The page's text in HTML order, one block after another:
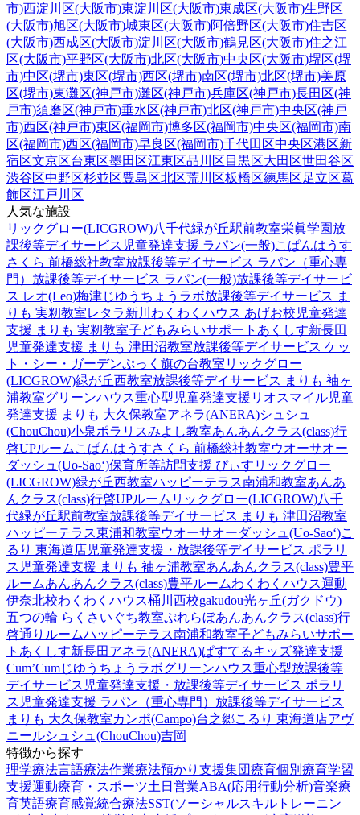
市)西淀川区(大阪市)東淀川区(大阪市)東成区(大阪市)生野区
(大阪市)旭区(大阪市)城東区(大阪市)阿倍野区(大阪市)住吉区
(大阪市)西成区(大阪市)淀川区(大阪市)鶴見区(大阪市)住之江
区(大阪市)平野区(大阪市)北区(大阪市)中央区(大阪市)堺区(堺
市)中区(堺市)東区(堺市)西区(堺市)南区(堺市)北区(堺市)美原
区(堺市)東灘区(神戸市)灘区(神戸市)兵庫区(神戸市)長田区(神
戸市)須磨区(神戸市)垂水区(神戸市)北区(神戸市)中央区(神戸
市)西区(神戸市)東区(福岡市)博多区(福岡市)中央区(福岡市)南
区(福岡市)西区(福岡市)早良区(福岡市)千代田区中央区港区新
宿区文京区台東区墨田区江東区品川区 目黒区大田区世田谷区
渋谷区中野区杉並区豊島区北区荒川区板橋区練馬区足立区葛
飾区江戸川区
人気な施設
リックグロー(LICGROW)八千代緑が丘駅前教室栄眞学園放
課後等デイサービス 児童発達支援 ラパン(一般)こぱんはうす
さくら 前橋総社教室放課後等デイサービス ラパン（重心専
門） 放課後等デイサービス ラパン(一般)放課後等デイサービ
ス レオ(Leo)梅津じゆうちょうラボ放課後等デイサービス ま
りも 実籾教室レタラ新川 わくわくハウス あげお校 児童発達
支援 まりも 実籾教室子どもみらいサポートあくしす新長田
児童発達支援 まりも 津田沼教室放課後等デイサービス ケッ
ト・シー・ガーデンぷっく旗の台教室 リックグロー
(LICGROW)緑が丘西教室放課後等デイサービス まりも 袖ヶ
浦教室グリーンハウス重心型児童発達支援 リオスマイル児童
発達支援 まりも 大久保教室アネラ(ANERA)シュシュ
(ChouChou)小泉ポラリスみよし教室あんあんクラス(class)行
啓UPルーム こぱんはうすさくら 前橋総社教室ウオーサオー
ダッシュ(Uo-Sao‘)保育所等訪問支援 ぴぃす リックグロー
(LICGROW)緑が丘西教室ハッピーテラス南浦和教室あんあ
んクラス(class)行啓UPルーム リックグロー(LICGROW)八千
代緑が丘駅前教室放課後等デイサービス まりも 津田沼教室
ハッピーテラス東浦和教室ウオーサオーダッシュ(Uo-Sao‘)こ
るり 東海道店児童発達支援・放課後等デイサービス ポラリ
ス 児童発達支援 まりも 袖ヶ浦教室あんあんクラス(class)豊平
ルームあんあんクラス(class)豊平ルームわくわくハウス運動
伊奈北校わくわくハウス桶川西校gakudou光ヶ丘(ガクドウ)
五つの輪 らくさいぐち教室ぷれらぼあんあんクラス(class)行
啓通りルームハッピーテラス南浦和教室子どもみらいサポー
トあくしす新長田 アネラ(ANERA)ぱすてるキッズ発達支援
Cum’Cumじゆうちょうラボグリーンハウス重心型放課後等
デイサービス 児童発達支援・放課後等デイサービス ポラリ
ス 児童発達支援 ラパン（重心専門） 放課後等デイサービス
まりも 大久保教室カンポ(Campo)台之郷こるり 東海道店アヴ
ニールシュシュ(ChouChou)吉岡
特徴から探す
理学療法言語療法作業療法預かり支援集団療育個別療育学習
支援運動療育・スポーツ土日営業ABA(応用行動分析)音楽療
育英語療育感覚統合療法SST(ソーシャルスキルトレーニン